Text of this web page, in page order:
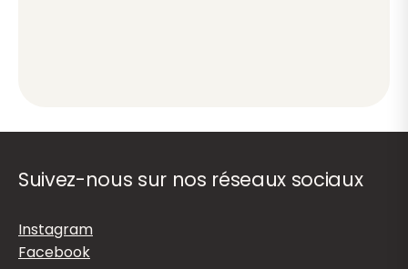
Suivez-nous sur nos réseaux sociaux
Instagram
Facebook